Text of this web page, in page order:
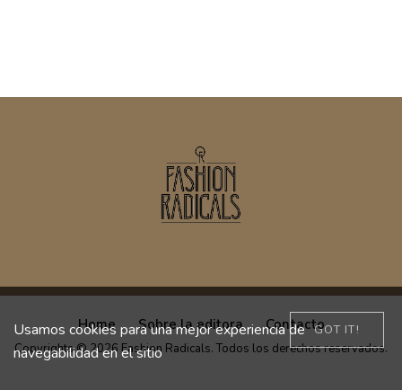
Home Sobre la editora Contacto
Copyrights © 2026 Fashion Radicals. Todos los derechos reservados.
GOT IT!
Usamos cookies para una mejor experiencia de
navegabilidad en el sitio